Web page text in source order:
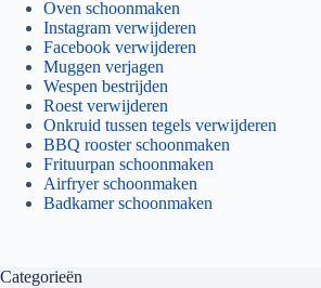
Oven schoonmaken
Instagram verwijderen
Facebook verwijderen
Muggen verjagen
Wespen bestrijden
Roest verwijderen
Onkruid tussen tegels verwijderen
BBQ rooster schoonmaken
Frituurpan schoonmaken
Airfryer schoonmaken
Badkamer schoonmaken
Categorieën